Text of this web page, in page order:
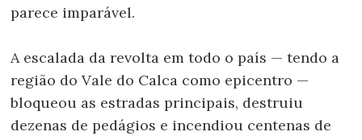
parece imparável.
A escalada da revolta em todo o país — tendo a
região do Vale do Calca como epicentro —
bloqueou as estradas principais, destruiu
dezenas de pedágios e incendiou centenas de